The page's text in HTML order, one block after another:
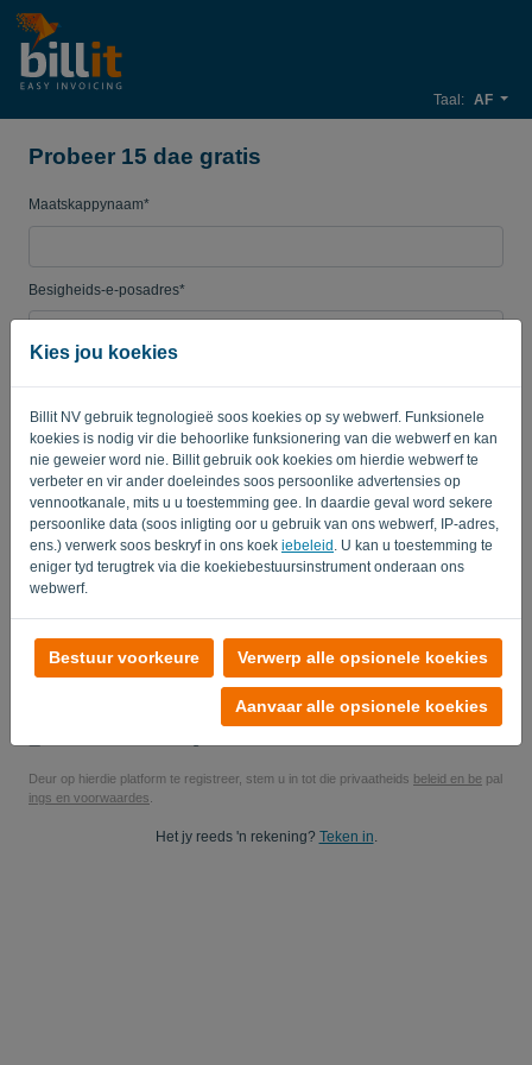
Kies jou koekies
Billit NV gebruik tegnologieë soos koekies op sy webwerf. Funksionele
koekies is nodig vir die behoorlike funksionering van die webwerf en kan
nie geweier word nie. Billit gebruik ook koekies om hierdie webwerf te
verbeter en vir ander doeleindes soos persoonlike advertensies op
vennootkanale, mits u u toestemming gee. In daardie geval word sekere
persoonlike data (soos inligting oor u gebruik van ons webwerf, IP-adres,
ens.) verwerk soos beskryf in ons koek iebeleid . U kan u toestemming te
eniger tyd terugtrek via die koekiebestuursinstrument onderaan ons
webwerf.
Bestuur voorkeure Verwerp alle opsionele koekies
Aanvaar alle opsionele koekies
Taal: AF
Probeer 15 dae gratis
Maatskappynaam*
Besigheids-e-posadres*
Land
Ja, jy mag my produktupdates studeer..
Ja, jy kan vir my bemarkingsopdaterings stuur.
Begin jou gratis proeftydperk
Geen kredietkaart benodig nie
Geen snare aangeheg nie! 100% verbindingsvry
Deur op hierdie platform te registreer, stem u in tot die privaatheids beleid en be pal
ings en voorwaardes
Het jy reeds 'n rekening? Teken in.